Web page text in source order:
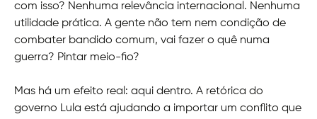
com isso? Nenhuma relevância internacional. Nenhuma
utilidade prática. A gente não tem nem condição de
combater bandido comum, vai fazer o quê numa
guerra? Pintar meio-fio?
Mas há um efeito real: aqui dentro. A retórica do
governo Lula está ajudando a importar um conflito que